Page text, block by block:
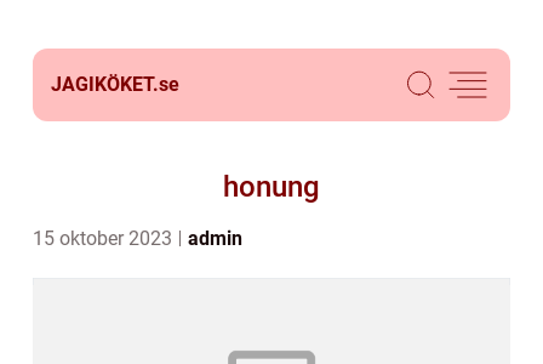
JAGIKÖKET.se
honung
15 oktober 2023 admin